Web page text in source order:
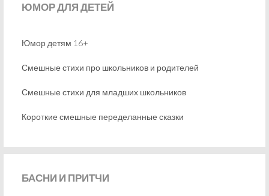
ЮМОРДЛЯ ДЕТЕЙ
Юмор детям 16+
Смешные стихи про школьников и родителей
Смешные стихи для младших школьников
Короткие смешные переделанные сказки
БАСНИ И ПРИТЧИ